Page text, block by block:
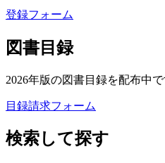
登録フォーム
図書目録
2026年版の図書目録を配布中
目録請求フォーム
検索して探す